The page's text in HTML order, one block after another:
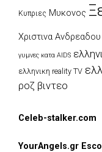
Κυπριες Μυκονος
Χριστινα Ανδρεαδου
γυμνες κατα AIDS
ελληνικη reality TV
ροζ βιντεο
Celeb-stalker.com
YourAngels.gr